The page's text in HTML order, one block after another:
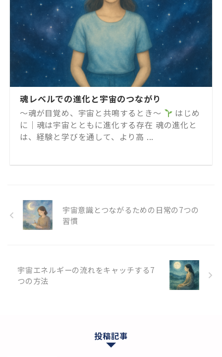
魂レベルでの進化と宇宙のつながり
～魂が目覚め、宇宙と共鳴するとき～
はじめ
に｜魂は宇宙とともに進化する存在 魂の進化と
は、経験と学びを通して、より高 ...
宇宙意識とつながるための日常の7つの
習慣
宇宙エネルギーの流れをキャッチする7
つの方法
投稿記事